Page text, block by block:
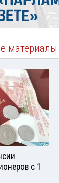
материалы
с 1